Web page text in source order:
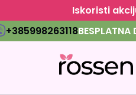
Iskoristi
+385998263118